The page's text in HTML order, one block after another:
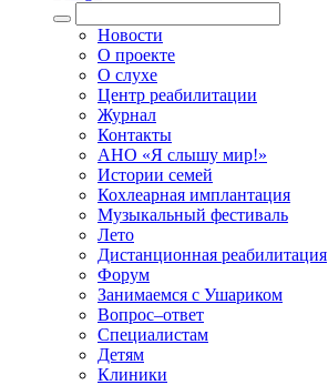
Новости
О проекте
О слухе
Центр реабилитации
Журнал
Контакты
АНО «Я слышу мир!»
Истории семей
Кохлеарная имплантация
Музыкальный фестиваль
Лето
Дистанционная реабилитация
Форум
Занимаемся с Ушариком
Вопрос–ответ
Специалистам
Детям
Клиники